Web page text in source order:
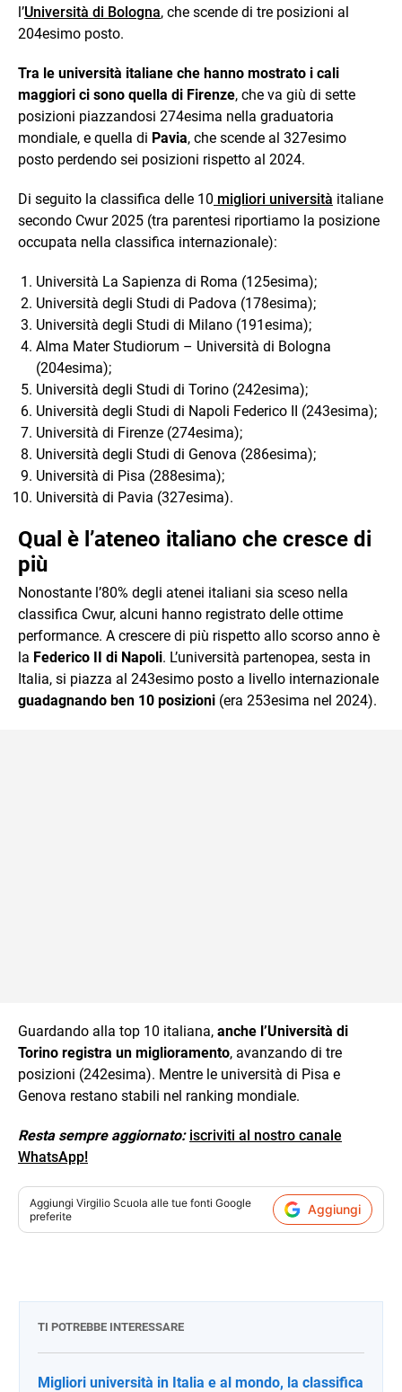
l’Università di Bologna, che scende di tre posizioni al
204esimo posto.
Tra le università italiane che hanno mostrato i cali
maggiori ci sono quella di Firenze, che va giù di sette
posizioni piazzandosi 274esima nella graduatoria
mondiale, e quella di Pavia, che scende al 327esimo
posto perdendo sei posizioni rispetto al 2024.
Di seguito la classifica delle 10 migliori università italiane
secondo Cwur 2025 (tra parentesi riportiamo la posizione
occupata nella classifica internazionale):
Università La Sapienza di Roma (125esima);
Università degli Studi di Padova (178esima);
Università degli Studi di Milano (191esima);
Alma Mater Studiorum – Università di Bologna
(204esima);
Università degli Studi di Torino (242esima);
Università degli Studi di Napoli Federico II (243esima);
Università di Firenze (274esima);
Università degli Studi di Genova (286esima);
Università di Pisa (288esima);
Università di Pavia (327esima).
Qual è l’ateneo italiano che cresce di
più
Nonostante l’80% degli atenei italiani sia sceso nella
classifica Cwur, alcuni hanno registrato delle ottime
performance. A crescere di più rispetto allo scorso anno è
la Federico II di Napoli. L’università partenopea, sesta in
Italia, si piazza al 243esimo posto a livello internazionale
guadagnando ben 10 posizioni (era 253esima nel 2024).
Guardando alla top 10 italiana, anche l’Università di
Torino registra un miglioramento, avanzando di tre
posizioni (242esima). Mentre le università di Pisa e
Genova restano stabili nel ranking mondiale.
Resta sempre aggiornato: iscriviti al nostro canale
WhatsApp!
Aggiungi Virgilio Scuola alle tue fonti Google
preferite
Aggiungi
TI POTREBBE INTERESSARE
Migliori università in Italia e al mondo, la classifica